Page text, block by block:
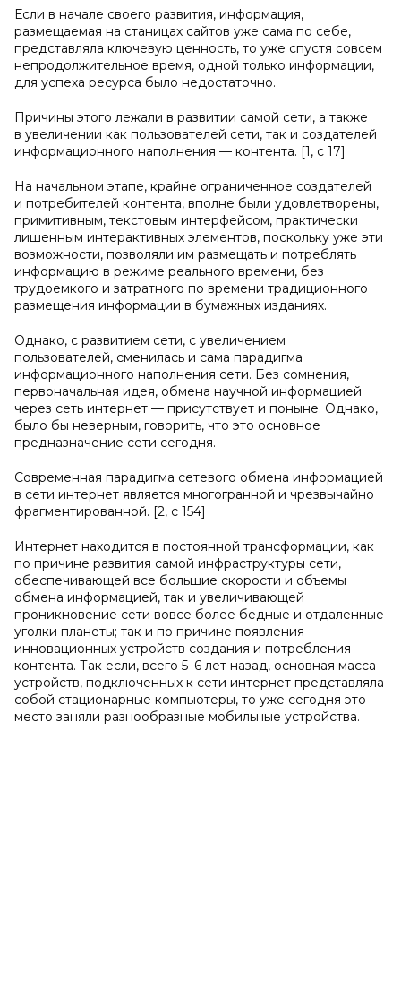
Если в начале своего развития, информация,
размещаемая на станицах сайтов уже сама по себе,
представляла ключевую ценность, то уже спустя совсем
непродолжительное время, одной только информации,
для успеха ресурса было недостаточно.
Причины этого лежали в развитии самой сети, а также
в увеличении как пользователей сети, так и создателей
информационного наполнения — контента. [1, с 17]
На начальном этапе, крайне ограниченное создателей
и потребителей контента, вполне были удовлетворены,
примитивным, текстовым интерфейсом, практически
лишенным интерактивных элементов, поскольку уже эти
возможности, позволяли им размещать и потреблять
информацию в режиме реального времени, без
трудоемкого и затратного по времени традиционного
размещения информации в бумажных изданиях.
Однако, с развитием сети, с увеличением
пользователей, сменилась и сама парадигма
информационного наполнения сети. Без сомнения,
первоначальная идея, обмена научной информацией
через сеть интернет — присутствует и поныне. Однако,
было бы неверным, говорить, что это основное
предназначение сети сегодня.
Современная парадигма сетевого обмена информацией
в сети интернет является многогранной и чрезвычайно
фрагментированной. [2, с 154]
Интернет находится в постоянной трансформации, как
по причине развития самой инфраструктуры сети,
обеспечивающей все большие скорости и объемы
обмена информацией, так и увеличивающей
проникновение сети вовсе более бедные и отдаленные
уголки планеты; так и по причине появления
инновационных устройств создания и потребления
контента. Так если, всего 5–6 лет назад, основная масса
устройств, подключенных к сети интернет представляла
собой стационарные компьютеры, то уже сегодня это
место заняли разнообразные мобильные устройства.